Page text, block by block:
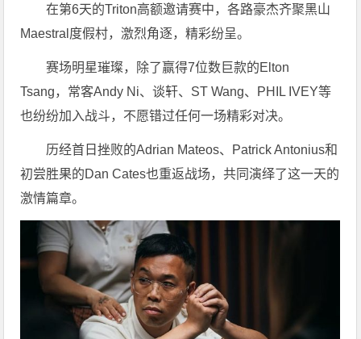
在第6天的Triton高额邀请赛中，各路豪杰齐聚黑山
Maestral度假村，激烈角逐，精彩纷呈。
赛场明星璀璨，除了赢得7位数巨款的Elton
Tsang，常客Andy Ni、谈轩、ST Wang、PHIL IVEY等
也纷纷加入战斗，不愿错过任何一场精彩对决。
历经首日挫败的Adrian Mateos、Patrick Antonius和
初尝胜果的Dan Cates也重返战场，共同演绎了这一天的
激情篇章。